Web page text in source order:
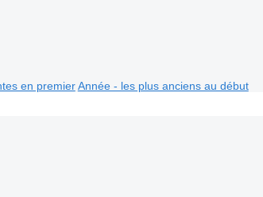
en premier Année - les plus anciens au début